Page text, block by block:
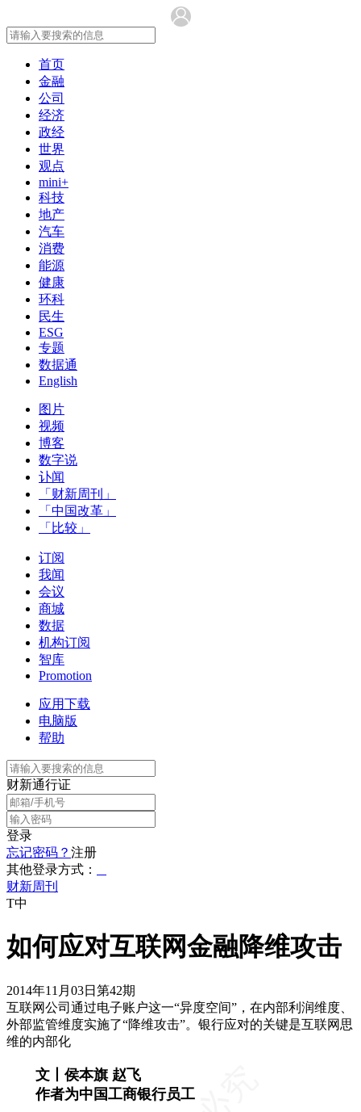
首页
金融
公司
经济
政经
世界
观点
mini+
科技
地产
汽车
消费
能源
健康
环科
民生
ESG
专题
数据通
English
图片
视频
博客
数字说
讣闻
「财新周刊」
「中国改革」
「比较」
订阅
我闻
会议
商城
数据
机构订阅
智库
Promotion
应用下载
电脑版
帮助
财新通行证
登录
忘记密码？ 注册
其他登录方式：
财新周刊
T中
如何应对互联网金融降维攻击
2014年11月03日第42期
互联网公司通过电子账户这一“异度空间”，在内部利润维度、
外部监管维度实施了“降维攻击”。银行应对的关键是互联网思
维的内部化
文丨侯本旗 赵飞
作者为中国工商银行员工